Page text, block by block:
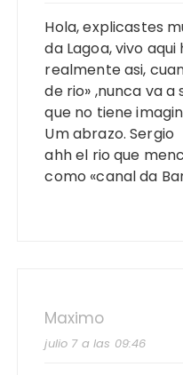
Hola, explicastes
da Lagoa, vivo
realmente asi,
de rio» ,nunca va
que no tiene
Um abrazo. Sergio
ahh el rio que
como «canal da
Maximo
julio 7 a las 09:46